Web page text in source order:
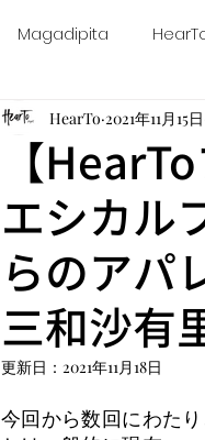
Magadipita
【
エシカル
らのアパ
三和沙有
HearTo 2021年11月15日
更新日： 2021年11月18日
今回から数回にわたり